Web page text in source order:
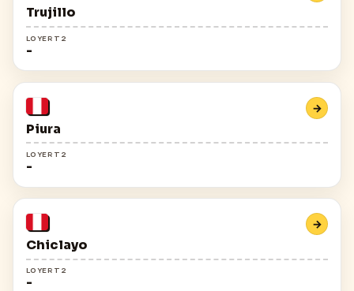
Trujillo
LOYER T2
-
Piura
→
LOYER T2
-
Chiclayo
→
LOYER T2
-